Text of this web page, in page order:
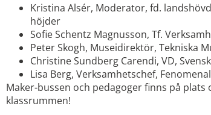
Kristina Alsér, Moderator, fd.
höjder
Sofie Schentz Magnusson, Tf.
Peter Skogh, Museidirektör, Tekniska
Christine Sundberg Carendi, VD,
Lisa Berg, Verksamhetschef,
Maker-bussen och pedagoger finns på
klassrummen!